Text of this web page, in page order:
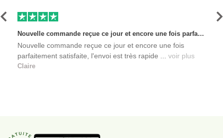
Nouvelle commande reçue ce jour et encore une fois parfaitement satisfaite, l'envoi est très rapide et les produits sont toujours conditionnés de manière personnalisés. L'avantage de commander auprès de créateurs indépendants.
Nouvelle commande reçue ce jour et encore une fois
parfaitement satisfaite, l'envoi est très rapide ... voir plus
Claire
Précédent